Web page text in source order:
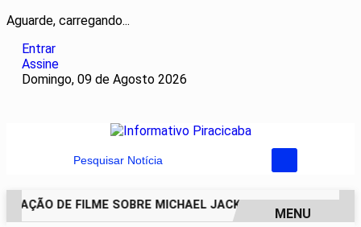
Aguarde, carregando...
Entrar
Assine
Domingo, 09 de Agosto 2026
Pesquisar Notícia
DE FILME SOBRE MICHAEL JACKSON PODE
MENU